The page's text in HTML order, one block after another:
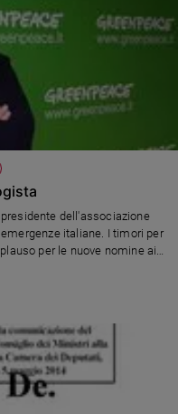
dell'associazione
italiane. I timori per
per le nuove nomine ai
all'ambiente.